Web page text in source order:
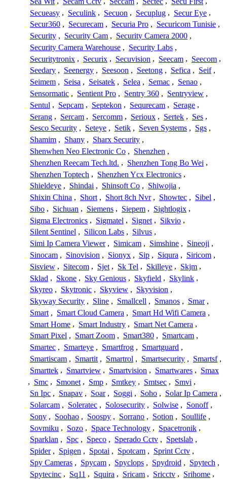
Secueasy , Seculink , Secuon , Secuplug , Secur Eye ,
Secur360 , Securecam , Securia Pro , Securicom Tunisie ,
Security , Security Cam , Security Camera 2000 ,
Security Camera Warehouse , Security Labs ,
Securitytronix , Securix , Secuvision , Seecam , Seecom ,
Seedary , Seenergy , Seesoon , Seetong , Sefica , Seif ,
Seimem , Seisa , Seisatek , Selea , Semac , Senao ,
Sensormatic , Sentient Pro , Sentry 360 , Sentryview ,
Sentul , Sepcam , Septekon , Sequrecam , Serage ,
Serang , Sercam , Sercomm , Serioux , Sertek , Ses ,
Sesco Security , Seteye , Setik , Seven Systems , Sgs ,
Shamim , Shany , Sharx Security ,
Shenwhen Neo Electronic Co , Shenzhen ,
Shenzhen Reecam Tech.ltd. , Shenzhen Tong Bo Wei ,
Shenzhen Toptech , Shenzhen Ycx Electronics ,
Shieldeye , Shindai , Shinsoft Co , Shiwojia ,
Shixin China , Short , Short 8ch Nvr , Showtec , Sibel ,
Sibo , Sichuan , Siemens , Siepem , Sightlogix ,
Sigma Electronics , Sigmatel , Signet , Sikvio ,
Silent Sentinel , Silicon Labs , Silvus ,
Simi Ip Camera Viewer , Simicam , Simshine , Sineoji ,
Sinocam , Sinovision , Sionyx , Sip , Siqura , Siricom ,
Sisview , Sitecom , Sjet , Sk Tel , Skilleye , Skjm ,
Sklad , Skone , Sky Genious , Skyfield , Skylink ,
Skyreo , Skytronic , Skyview , Skyvision ,
Skyway Security , Sline , Smallcell , Smanos , Smar ,
Smart , Smart Cloud Camera , Smart Hd Wifi Camera ,
Smart Home , Smart Industry , Smart Net Camera ,
Smart Pixel , Smart Zoom , Smart380 , Smartcam ,
Smartec , Smarteye , Smartfrog , Smartguard ,
Smartiscam , Smartit , Smartrol , Smartsecurity , Smartsf ,
Smarttek , Smartview , Smartvision , Smartwares , Smax
, Smc , Smonet , Smp , Smtkey , Smtsec , Smvi ,
Sn Ipc , Snapav , Soar , Soggi , Soho , Solar Ip Camera ,
Solarcam , Soleratec , Solosecurity , Solwise , Sonoff ,
Sony , Soohao , Soospy , Sorrano , Sotion , Soullife ,
Sovmiku , Sozo , Space Technology , Spacetronik ,
Sparklan , Spc , Speco , Sperado Cctv , Spetslab ,
Spider , Spigen , Spotai , Spotcam , Sprint Cctv ,
Spy Cameras , Spycam , Spyclops , Spydroid , Spytech ,
Spytecinc , Sq11 , Squira , Sricam , Sricctv , Srihome ,